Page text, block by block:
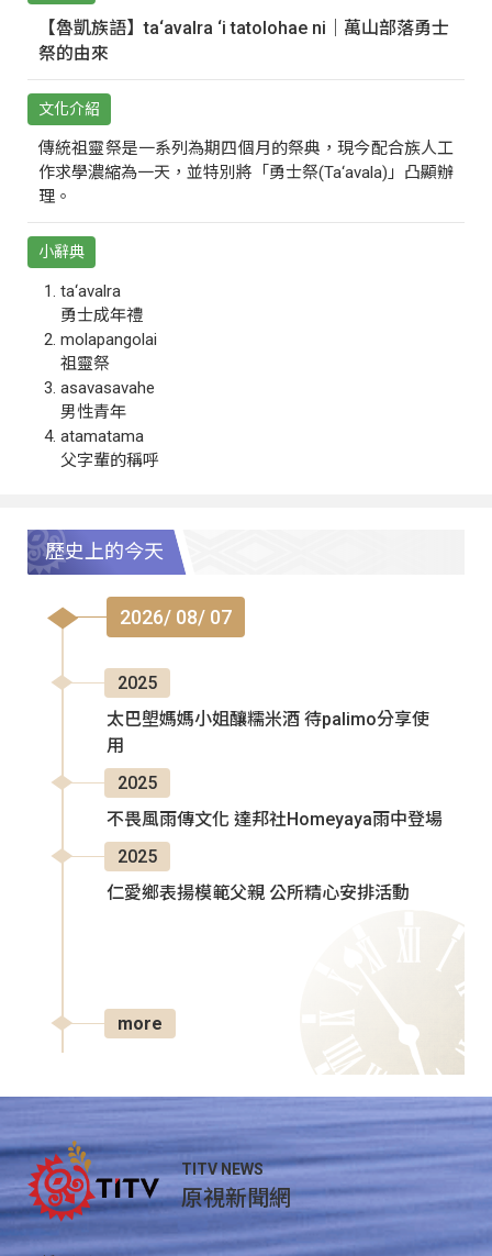
【魯凱族語】ta‘avalra ‘i tatolohae ni｜萬山部落勇士
祭的由來
文化介紹
傳統祖靈祭是一系列為期四個月的祭典，現今配合族人工
作求學濃縮為一天，並特別將「勇士祭(Ta‘avala)」凸顯辦
理。
小辭典
ta‘avalra
勇士成年禮
molapangolai
祖靈祭
asavasavahe
男性青年
atamatama
父字輩的稱呼
歷史上的今天
2026/ 08/ 07
2025
太巴塱媽媽小姐釀糯米酒 待palimo分享使
用
2025
不畏風雨傳文化 達邦社Homeyaya雨中登場
2025
仁愛鄉表揚模範父親 公所精心安排活動
more
TITV NEWS
原視新聞網